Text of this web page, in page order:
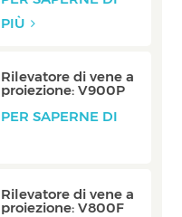
PIÙ
Rilevatore di vene a
proiezione: V900P
PER SAPERNE DI
Rilevatore di vene a
proiezione: V800F